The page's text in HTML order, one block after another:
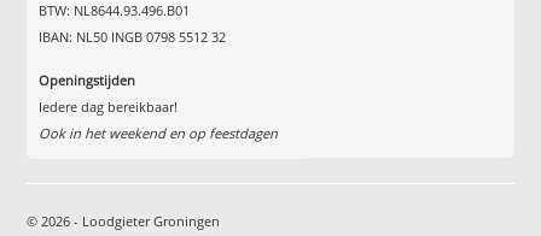
BTW: NL8644.93.496.B01
IBAN: NL50 INGB 0798 5512 32
Openingstijden
Iedere dag bereikbaar!
Ook in het weekend en op feestdagen
© 2026 - Loodgieter Groningen